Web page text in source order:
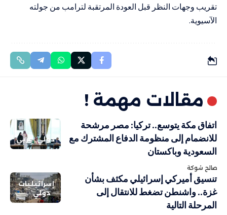
تقريب وجهات النظر قبل العودة المرتقبة لترامب من جولته
الآسيوية.
مقالات مهمة !
دولي عربي
اتفاق مكة يتوسع.. تركيا: مصر مرشحة
للانضمام إلى منظومة الدفاع المشترك مع
السعودية وباكستان
صالح شوكة
إسرائيليات
دولي
تنسيق أميركي إسرائيلي مكثف بشأن
غزة.. واشنطن تضغط للانتقال إلى
المرحلة التالية